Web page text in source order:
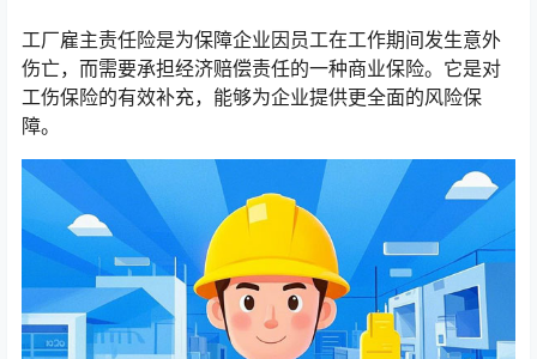
工厂雇主责任险是为保障企业因员工在工作期间发生意外
伤亡，而需要承担经济赔偿责任的一种商业保险。它是对
工伤保险的有效补充，能够为企业提供更全面的风险保
障。